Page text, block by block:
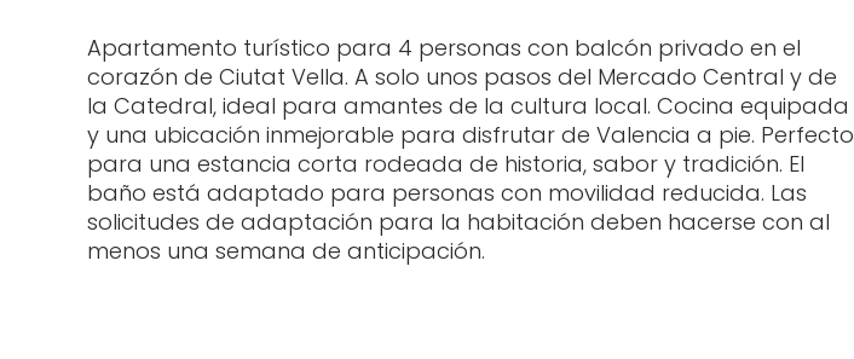
Apartamento turístico para 4 personas con balcón privado en el
corazón de Ciutat Vella. A solo unos pasos del Mercado Central y de
la Catedral, ideal para amantes de la cultura local. Cocina equipada
y una ubicación inmejorable para disfrutar de Valencia a pie. Perfecto
para una estancia corta rodeada de historia, sabor y tradición. El
baño está adaptado para personas con movilidad reducida. Las
solicitudes de adaptación para la habitación deben hacerse con al
menos una semana de anticipación.